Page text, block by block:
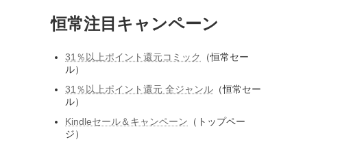
恒常注目キャンペーン
31％以上ポイント還元コミック
（恒常セー
ル）
31％以上ポイント還元 全ジャンル （恒常セー
ル）
Kindleセール＆キャンペーン （トップペー
ジ）